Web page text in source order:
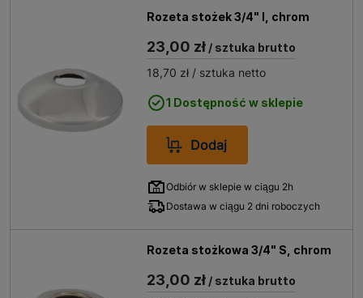
Rozeta stożek 3/4" I, chrom
23,00 zł / sztuka brutto
18,70 zł / sztuka netto
1 Dostępność w sklepie
Dodaj
Odbiór w sklepie w ciągu 2h
Dostawa w ciągu 2 dni roboczych
Rozeta stożkowa 3/4" S, chrom
23,00 zł / sztuka brutto